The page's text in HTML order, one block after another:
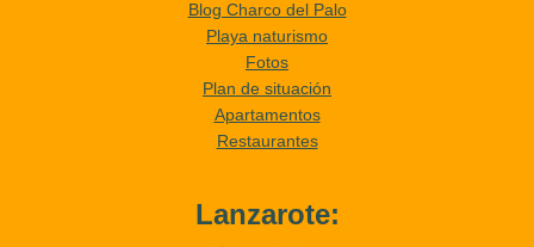
Blog Charco del Palo
Playa naturismo
Fotos
Plan de situación
Apartamentos
Restaurantes
Lanzarote: